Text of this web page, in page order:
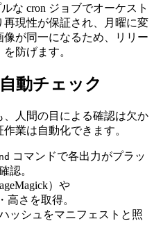
な cron ジョブでオーケスト
現性が保証され、月曜に変
が同一になるため、リリー
防げます。
動チェック
人間の目による確認は欠か
業は自動化できます。
コマンドで各出力がプラッ
認。
）や
高さを取得。
ッシュをマニフェストと照